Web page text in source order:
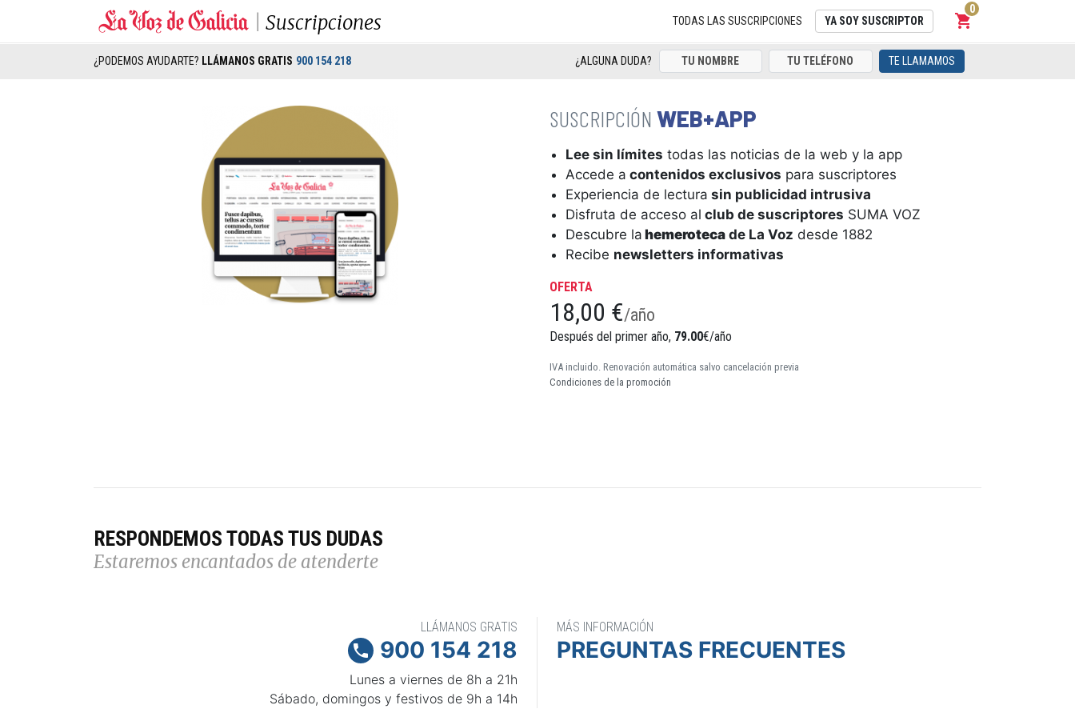
Suscripciones TODAS LAS SUSCRIPCIONES YA SOY SUSCRIPTOR shopping_cart
Carrito
0
¿PODEMOS AYUDARTE? LLÁMANOS GRATIS 900 154 218 ¿ALGUNA DUDA? TE LLAMAMOS
WEB+APP
Lee sin límites todas las noticias de la web y la app
Accede a contenidos exclusivos para suscriptores
Experiencia de lectura sin publicidad intrusiva
Disfruta de acceso al club de suscriptores SUMA VOZ
Descubre la hemeroteca de La Voz desde 1882
Recibe newsletters informativas
OFERTA
18,00 €/año
Después del primer año, 79.00€/año
IVA incluido. Renovación automática salvo cancelación previa
Condiciones de la promoción
RESPONDEMOS TODAS TUS DUDAS
Estaremos encantados de atenderte
LLÁMANOS GRATIS
 900 154 218
Lunes a viernes de 8h a 21h
Sábado, domingos y festivos de 9h a 14h
MÁS INFORMACIÓN
PREGUNTAS FRECUENTES